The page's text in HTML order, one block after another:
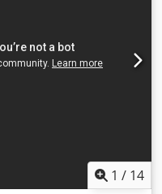
80 mm Magazin 130-
jedinica
Vizualizacija procesa
1 / 14